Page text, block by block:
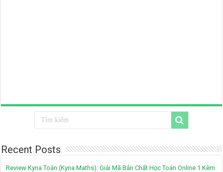
Recent Posts
Review Kyna Toán (Kyna Maths): Giải Mã Bản Chất Học Toán Online 1 Kèm